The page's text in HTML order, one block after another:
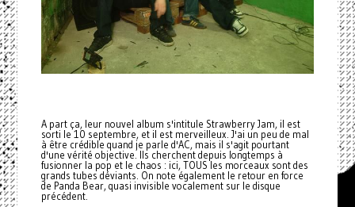
A part ça, leur nouvel album s'intitule Strawberry Jam, il est
sorti le 10 septembre, et il est merveilleux. J'ai un peu de mal
à être crédible quand je parle d'AC, mais il s'agit pourtant
d'une vérité objective. Ils cherchent depuis longtemps à
fusionner la pop et le chaos : ici, TOUS les morceaux sont des
grands tubes déviants. On note également le retour en force
de Panda Bear, quasi invisible vocalement sur le disque
précédent.